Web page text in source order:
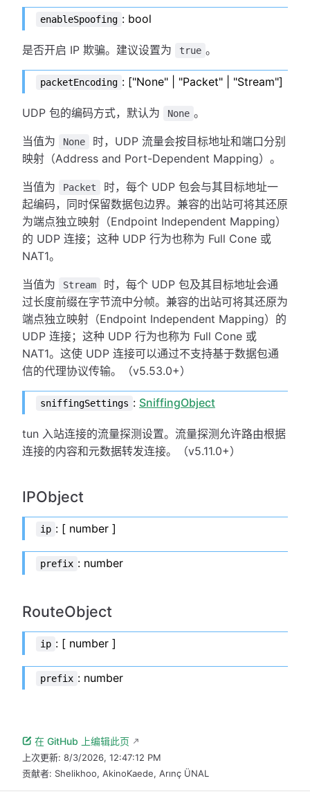
enableSpoofing : bool
是否开启 IP 欺骗。建议设置为 true 。
packetEncoding : ["None" | "Packet" | "Stream"]
UDP 包的编码方式，默认为 None 。
当值为 None
时，UDP 流量会按目标地址和端口分别
映射（Address and Port-Dependent Mapping）。
当值为 Packet
时，每个 UDP 包会与其目标地址一
起编码，同时保留数据包边界。兼容的出站可将其还原
为端点独立映射（Endpoint Independent Mapping）
的 UDP 连接；这种 UDP 行为也称为 Full Cone 或
NAT1。
当值为 Stream
时，每个 UDP 包及其目标地址会通
过长度前缀在字节流中分帧。兼容的出站可将其还原为
端点独立映射（Endpoint Independent Mapping）的
UDP 连接；这种 UDP 行为也称为 Full Cone 或
NAT1。这使 UDP 连接可以通过不支持基于数据包通
信的代理协议传输。（v5.53.0+）
sniffingSettings : SniffingObject
tun 入站连接的流量探测设置。流量探测允许路由根据
连接的内容和元数据转发连接。（v5.11.0+）
IPObject
ip : [ number ]
prefix : number
RouteObject
ip : [ number ]
prefix : number
在 GitHub 上编辑此页
上次更新: 8/3/2026, 12:47:12 PM
贡献者: Shelikhoo, AkinoKaede, Arınç ÜNAL